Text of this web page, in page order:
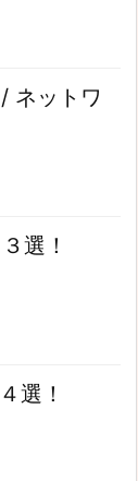
ネットワ
選！
選！